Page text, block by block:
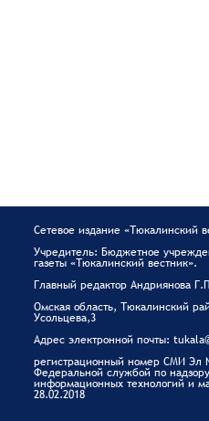
Сетевое издание «Тюкалинский
Учредитель: Бюджетное
газеты «Тюкалинский вестник».
Главный редактор Андриянова
Омская область, Тюкалинский
Усольцева,3
Адрес электронной почты:
регистрационный номер СМИ Эл
Федеральной службой по
информационных технологий и
28.02.2018